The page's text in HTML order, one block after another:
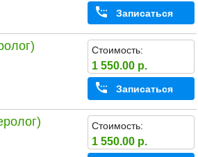
Записаться
Стоимость:
1 550.00 р.
Записаться
Стоимость:
1 550.00 р.